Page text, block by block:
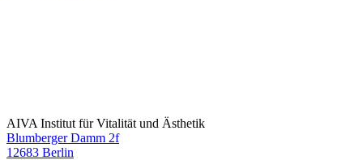
AIVA Institut für Vitalität und Ästhetik
Blumberger Damm 2f
12683 Berlin